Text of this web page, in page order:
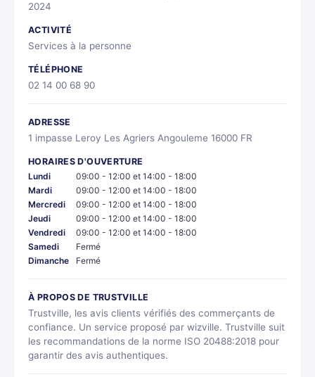
2024
ACTIVITÉ
Services à la personne
TÉLÉPHONE
02 14 00 68 90
ADRESSE
1 impasse Leroy Les Agriers Angouleme 16000 FR
HORAIRES D'OUVERTURE
Lundi
09:00 - 12:00 et 14:00 - 18:00
Mardi
09:00 - 12:00 et 14:00 - 18:00
Mercredi
09:00 - 12:00 et 14:00 - 18:00
Jeudi
09:00 - 12:00 et 14:00 - 18:00
Vendredi
09:00 - 12:00 et 14:00 - 18:00
Samedi
Fermé
Dimanche
Fermé
À PROPOS DE TRUSTVILLE
Trustville, les avis clients vérifiés des commerçants de
confiance. Un service proposé par wizville. Trustville suit
les recommandations de la norme ISO 20488:2018 pour
garantir des avis authentiques.